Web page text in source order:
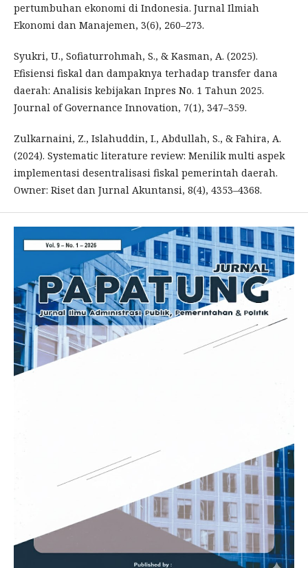
pertumbuhan ekonomi di Indonesia. Jurnal Ilmiah
Ekonomi dan Manajemen, 3(6), 260–273.
Syukri, U., Sofiaturrohmah, S., & Kasman, A. (2025).
Efisiensi fiskal dan dampaknya terhadap transfer dana
daerah: Analisis kebijakan Inpres No. 1 Tahun 2025.
Journal of Governance Innovation, 7(1), 347–359.
Zulkarnaini, Z., Islahuddin, I., Abdullah, S., & Fahira, A.
(2024). Systematic literature review: Menilik multi aspek
implementasi desentralisasi fiskal pemerintah daerah.
Owner: Riset dan Jurnal Akuntansi, 8(4), 4353–4368.